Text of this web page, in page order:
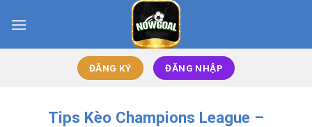
qua
ĐĂNG KÝ ĐĂNG NHẬP
Tips Kèo Champions League –